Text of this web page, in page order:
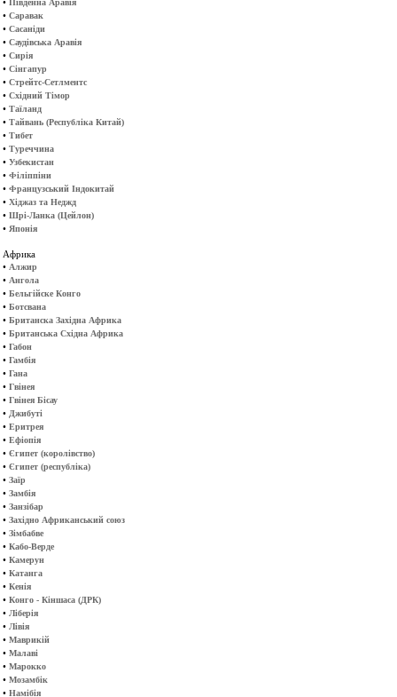
Південна Аравія
• Саравак
• Сасаніди
• Саудівська Аравія
• Сирія
• Сінгапур
• Стрейтс-Сетлментс
• Східний Тімор
• Таїланд
• Тайвань (Республіка Китай)
• Тибет
• Туреччина
• Узбекистан
• Філіппіни
• Французський Індокитай
• Хіджаз та Неджд
• Шрі-Ланка (Цейлон)
• Японія
Африка
• Алжир
• Ангола
• Бельгійске Конго
• Ботсвана
• Британска Західна Африка
• Британська Східна Африка
• Габон
• Гамбія
• Гана
• Гвінея
• Гвінея Бісау
• Джибуті
• Еритрея
• Ефіопія
• Єгипет (королівство)
• Єгипет (республіка)
• Заїр
• Замбія
• Занзібар
• Західно Африканський союз
• Зімбабве
• Кабо-Верде
• Камерун
• Катанга
• Кенія
• Конго - Кіншаса (ДРК)
• Ліберія
• Лівія
• Маврикій
• Малаві
• Марокко
• Мозамбік
• Намібія